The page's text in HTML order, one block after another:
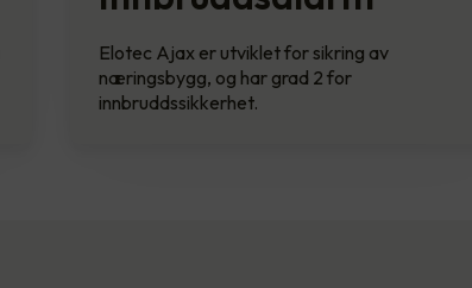
Elotec Ajax er utviklet for sikring av
næringsbygg, og har grad 2 for
innbruddssikkerhet.